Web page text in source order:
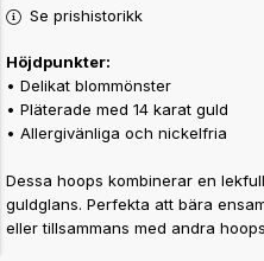
Se prishistorikk
Höjdpunkter:
• Delikat blommönster
• Pläterade med 14 karat guld
• Allergivänliga och nickelfria
Dessa hoops kombinerar en
guldglans. Perfekta att bära
eller tillsammans med andra